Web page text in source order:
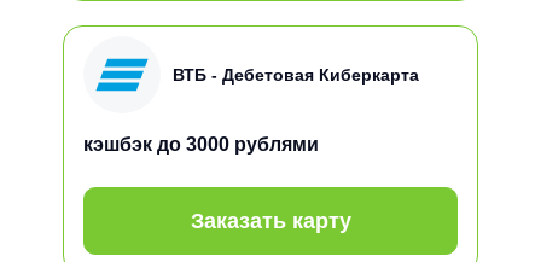
ВТБ - Дебетовая Киберкарта
кэшбэк до 3000 рублями
Заказать карту